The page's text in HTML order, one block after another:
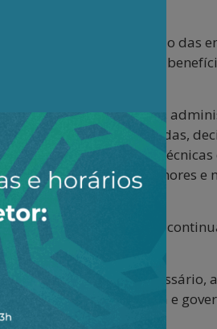
a Petrobrás em benefício das
reestruturar a ANP em
provocada pela Acelen,
as que foram privatizadas,
operam em condições técnicas
são infinitamente melhores e
está a serviço na ANP,
o papel da ANP e é necessário,
tome posse, assuma e
nas eleições.